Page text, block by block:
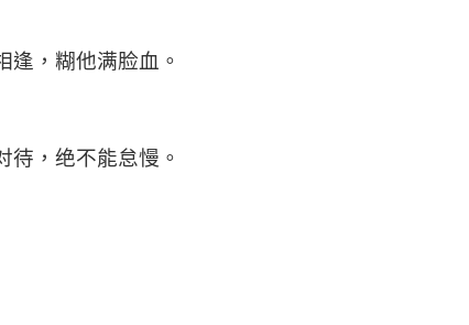
逢，糊他满脸血。
待，绝不能怠慢。